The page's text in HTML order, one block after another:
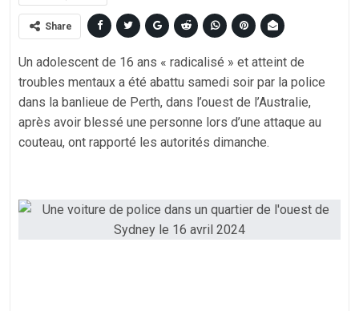
Share
Un adolescent de 16 ans « radicalisé » et atteint de
troubles mentaux a été abattu samedi soir par la police
dans la banlieue de Perth, dans l’ouest de l’Australie,
après avoir blessé une personne lors d’une attaque au
couteau, ont rapporté les autorités dimanche.